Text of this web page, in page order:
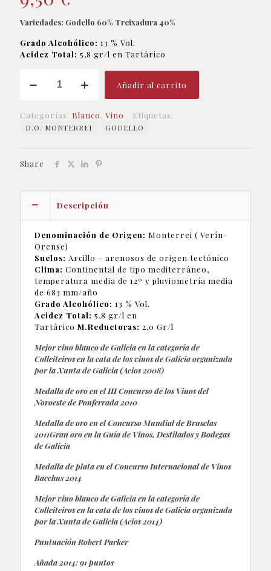
Variedades: Godello 60% Treixadura 40%
Grado Alcohólico: 13 % Vol.
Acidez Total: 5,8 gr/l en Tartárico
cantidad
Añadir al carrito
Categorías: Blanco, Vino Etiquetas:
D.O. MONTERREI GODELLO
Share
Descripción
Denominación de Origen: Monterrei ( Verín-
Orense)
Suelos: Arcillo – arenosos de origen tectónico
Clima: Continental de tipo mediterráneo,
temperatura media de 12º y pluviometría media
de 683 mm/año
Grado Alcohólico: 13 % Vol.
Acidez Total: 5,8 gr/l en
TartáricoM.Reductoras: 2,0 Gr/l
Mejor vino blanco de Galicia en la categoría de
Colleiteiros en la cata de los vinos de Galicia organizada
por la Xunta de Galicia (Acios 2008)
Medalla de oro en el III Concurso de los Vinos del
Noroeste de Ponferrada 2010
Medalla de oro en el Concurso Mundial de Bruselas
2011Gran oro en la Guía de Vinos, Destilados y Bodegas
de Galicia
Medalla de plata en el Concurso Internacional de Vinos
Bacchus 2014
Mejor vino blanco de Galicia en la categoría de
Colleiteiros en la cata de los vinos de Galicia organizada
por la Xunta de Galicia (Acios 2014)
Puntuación Robert Parker
Añada 2014: 91 puntos